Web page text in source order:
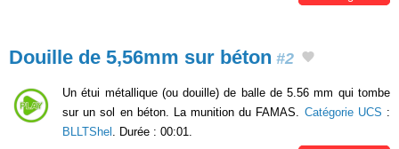
Douille de 5,56mm sur béton #2
Un étui métallique (ou douille) de balle de 5.56 mm qui tombe
sur un sol en béton. La munition du FAMAS. Catégorie UCS :
BLLTShel . Durée : 00:01.